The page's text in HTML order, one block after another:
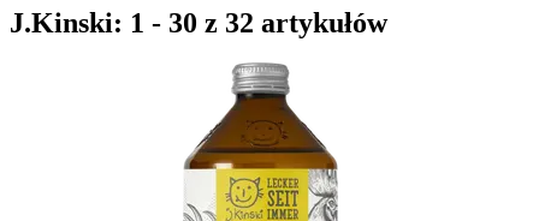
J.Kinski: 1 - 30 z 32 artykułów